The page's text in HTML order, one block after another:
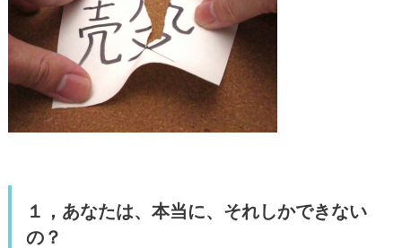
１，あなたは、本当に、それしかできない
の？